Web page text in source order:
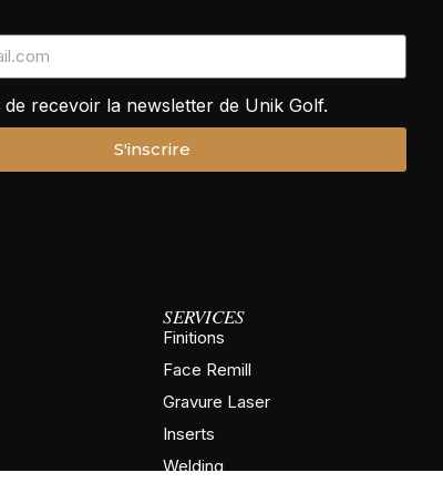
recevoir la newsletter de Unik Golf.
S'inscrire
SERVICES
Finitions
Face Remill
Gravure Laser
Inserts
Welding